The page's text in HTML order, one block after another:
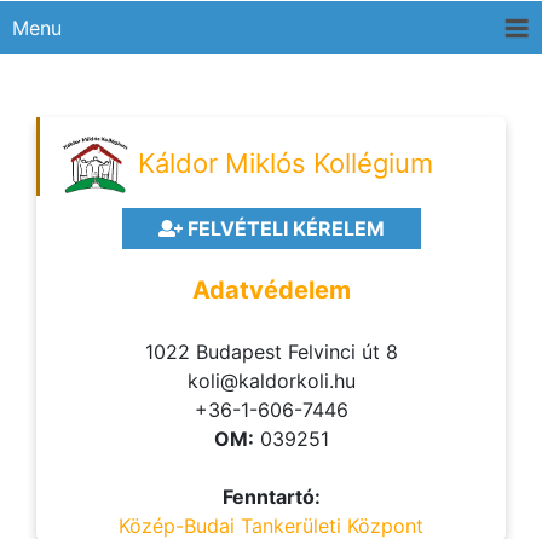
Menu
Káldor Miklós Kollégium
FELVÉTELI KÉRELEM
Adatvédelem
1022 Budapest Felvinci út 8
koli@kaldorkoli.hu
+36-1-606-7446
OM: 039251
Fenntartó:
Közép-Budai Tankerületi Központ